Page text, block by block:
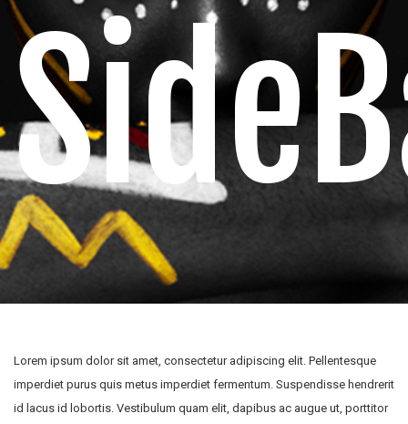
Lorem ipsum dolor sit amet, consectetur adipiscing elit. Pellentesque
imperdiet purus quis metus imperdiet fermentum. Suspendisse hendrerit
id lacus id lobortis. Vestibulum quam elit, dapibus ac augue ut, porttitor